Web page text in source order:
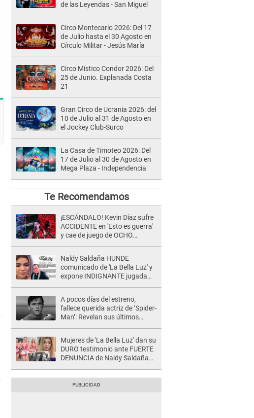
de las Leyendas - San Miguel
Circo Montecarlo 2026: Del 17
de Julio hasta el 30 Agosto en
Círculo Militar - Jesús María
Circo Místico Condor 2026: Del
25 de Junio. Explanada Costa
21
Gran Circo de Ucrania 2026: del
10 de Julio al 31 de Agosto en
el Jockey Club-Surco
La Casa de Timoteo 2026: Del
17 de Julio al 30 de Agosto en
Mega Plaza - Independencia
Te Recomendamos
¡ESCÁNDALO! Kevin Díaz sufre
ACCIDENTE en 'Esto es guerra'
y cae de juego de OCHO
Naldy Saldaña HUNDE
comunicado de 'La Bella Luz' y
expone INDIGNANTE jugada
A pocos días del estreno,
fallece querida actriz de ‘Spider-
Man’: Revelan sus últimos
Mujeres de 'La Bella Luz' dan su
DURO testimonio ante FUERTE
DENUNCIA de Naldy Saldaña